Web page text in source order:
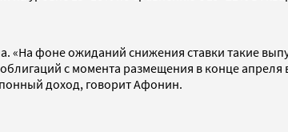
«На фоне ожиданий снижения ставки такие
с момента размещения в конце апреля
доход, говорит Афонин.